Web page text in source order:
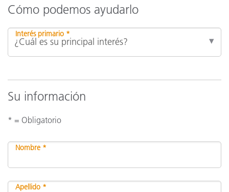
Cómo podemos ayudarlo
Interés primario *
Su información
* = Obligatorio
Nombre *
Apellido *